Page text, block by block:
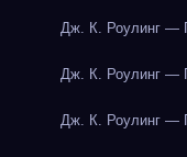
Дж. К. Роулинг —
Дж. К. Роулинг —
Дж. К. Роулинг —